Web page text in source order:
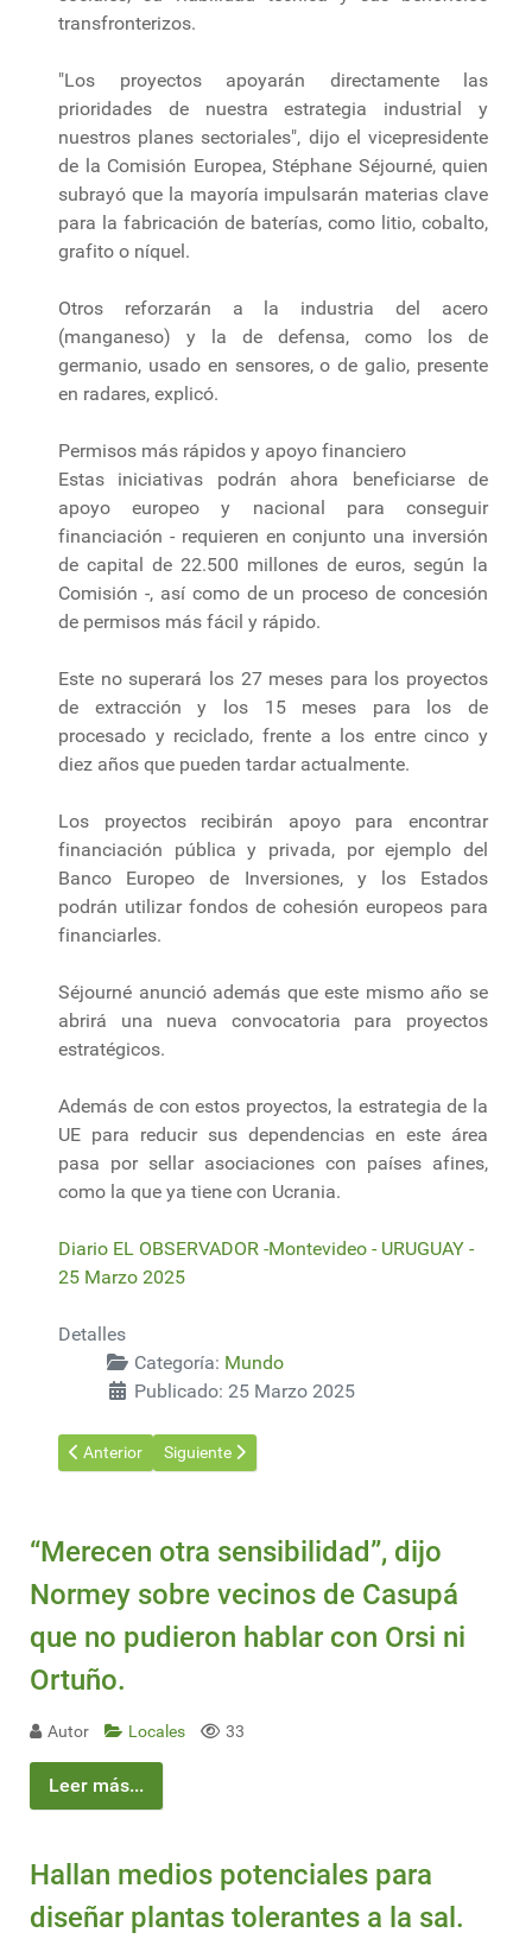
transfronterizos.
"Los proyectos apoyarán directamente las
prioridades de nuestra estrategia industrial y
nuestros planes sectoriales", dijo el vicepresidente
de la Comisión Europea, Stéphane Séjourné, quien
subrayó que la mayoría impulsarán materias clave
para la fabricación de baterías, como litio, cobalto,
grafito o níquel.
Otros reforzarán a la industria del acero
(manganeso) y la de defensa, como los de
germanio, usado en sensores, o de galio, presente
en radares, explicó.
Permisos más rápidos y apoyo financiero
Estas iniciativas podrán ahora beneficiarse de
apoyo europeo y nacional para conseguir
financiación - requieren en conjunto una inversión
de capital de 22.500 millones de euros, según la
Comisión -, así como de un proceso de concesión
de permisos más fácil y rápido.
Este no superará los 27 meses para los proyectos
de extracción y los 15 meses para los de
procesado y reciclado, frente a los entre cinco y
diez años que pueden tardar actualmente.
Los proyectos recibirán apoyo para encontrar
financiación pública y privada, por ejemplo del
Banco Europeo de Inversiones, y los Estados
podrán utilizar fondos de cohesión europeos para
financiarles.
Séjourné anunció además que este mismo año se
abrirá una nueva convocatoria para proyectos
estratégicos.
Además de con estos proyectos, la estrategia de la
UE para reducir sus dependencias en este área
pasa por sellar asociaciones con países afines,
como la que ya tiene con Ucrania.
Diario EL OBSERVADOR -Montevideo - URUGUAY -
25 Marzo 2025
Detalles
Categoría: Mundo
Publicado: 25 Marzo 2025
Artículo anterior: Trump impondrá 25% de aranceles a países
Anterior Artículo siguiente: Helicópteros combaten
Siguiente
“Merecen otra sensibilidad”, dijo
Normey sobre vecinos de Casupá
que no pudieron hablar con Orsi ni
Ortuño.
Autor Locales 33
Leer más...
Hallan medios potenciales para
diseñar plantas tolerantes a la sal.